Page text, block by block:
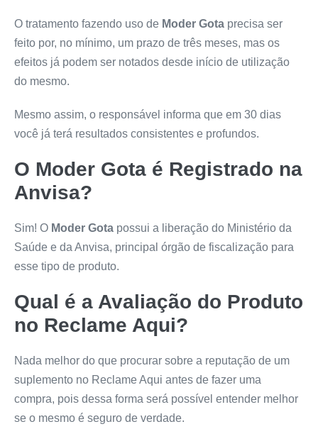
O tratamento fazendo uso de Moder Gota precisa ser
feito por, no mínimo, um prazo de três meses, mas os
efeitos já podem ser notados desde início de utilização
do mesmo.
Mesmo assim, o responsável informa que em 30 dias
você já terá resultados consistentes e profundos.
O Moder Gota é Registrado na
Anvisa?
Sim! O Moder Gota possui a liberação do Ministério da
Saúde e da Anvisa, principal órgão de fiscalização para
esse tipo de produto.
Qual é a Avaliação do Produto
no Reclame Aqui?
Nada melhor do que procurar sobre a reputação de um
suplemento no Reclame Aqui antes de fazer uma
compra, pois dessa forma será possível entender melhor
se o mesmo é seguro de verdade.